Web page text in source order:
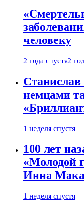
человеку
2 года спустя2
Станислав
немцами
1 неделя спустя
100 лет
«Молодой
Инна
1 неделя спустя